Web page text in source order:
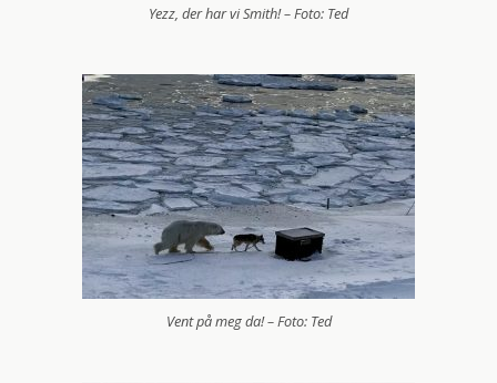
Yezz, der har vi Smith! – Foto: Ted
Vent på meg da! – Foto: Ted